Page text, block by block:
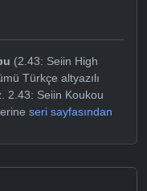
(2.43: Seiin High
Türkçe altyazılı
2.43: Seiin Koukou
seri sayfasından